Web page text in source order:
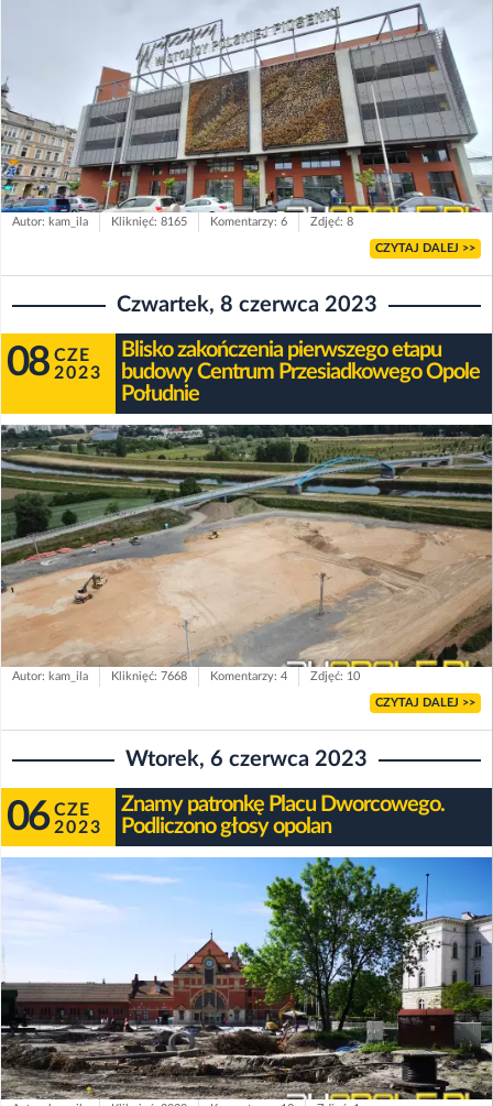
Autor: kam_ila Kliknięć: 8165 Komentarzy: 6 Zdjęć: 8
CZYTAJ DALEJ >>
Czwartek, 8 czerwca 2023
08 CZE
2023
Blisko zakończenia pierwszego etapu
budowy Centrum Przesiadkowego Opole
Południe
Autor: kam_ila Kliknięć: 7668 Komentarzy: 4 Zdjęć: 10
CZYTAJ DALEJ >>
Wtorek, 6 czerwca 2023
06 CZE
2023
Znamy patronkę Placu Dworcowego.
Podliczono głosy opolan